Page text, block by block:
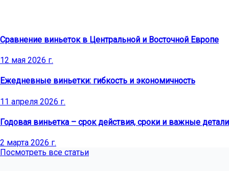
Сравнение виньеток в Центральной и Восточной Европе
12 мая 2026 г.
Ежедневные виньетки: гибкость и экономичность
11 апреля 2026 г.
Годовая виньетка – срок действия, сроки и важные детали
2 марта 2026 г.
Посмотреть все статьи